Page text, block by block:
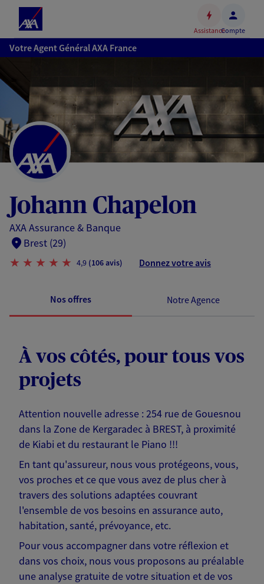
Accéder
au
Accéder
au
pied
de
page
AssistanceCompte
Votre Agent Général AXA France
Johann Chapelon
AXA Assurance & Banque
Brest (29)
4,9 (106 avis) Donnez votre avis
Nos offres Notre Agence
À vos côtés, pour tous vos
projets
Attention nouvelle adresse : 254 rue de Gouesnou
dans la Zone de Kergaradec à BREST, à proximité
de Kiabi et du restaurant le Piano !!!
En tant qu'assureur, nous vous protégeons, vous,
vos proches et ce que vous avez de plus cher à
travers des solutions adaptées couvrant
l'ensemble de vos besoins en assurance auto,
habitation, santé, prévoyance, etc.
Pour vous accompagner dans votre réflexion et
dans vos choix, nous vous proposons au préalable
une analyse gratuite de votre situation et de vos